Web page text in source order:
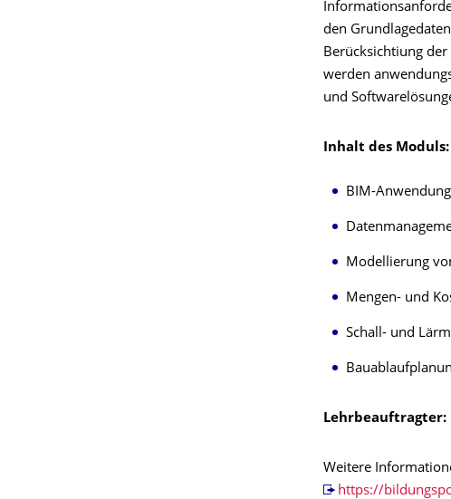
den
Berücksichtiung der
werden
und
Inhalt des Moduls:
BIM-
Modellierung
Mengen- und
Schall- und
Lehrbeauftragter:
Weitere
https://